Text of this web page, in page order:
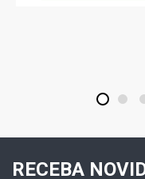
1 2
RECEBA